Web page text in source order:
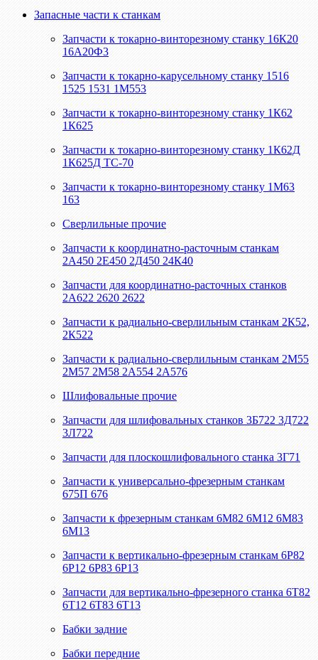
Запасные части к станкам
Запчасти к токарно-винторезному станку 16К20
16А20Ф3
Запчасти к токарно-карусельному станку 1516
1525 1531 1М553
Запчасти к токарно-винторезному станку 1К62
1К625
Запчасти к токарно-винторезному станку 1К62Д
1К625Д ТС-70
Запчасти к токарно-винторезному станку 1М63
163
Сверлильные прочие
Запчасти к координатно-расточным станкам
2А450 2Е450 2Д450 24К40
Запчасти для координатно-расточных станков
2А622 2620 2622
Запчасти к радиально-сверлильным станкам 2К52,
2К522
Запчасти к радиально-сверлильным станкам 2М55
2М57 2М58 2А554 2А576
Шлифовальные прочие
Запчасти для шлифовальных станков 3Б722 3Д722
3Л722
Запчасти для плоскошлифовального станка 3Г71
Запчасти к универсально-фрезерным станкам
675П 676
Запчасти к фрезерным станкам 6М82 6М12 6М83
6М13
Запчасти к вертикально-фрезерным станкам 6Р82
6Р12 6Р83 6Р13
Запчасти для вертикально-фрезерного станка 6Т82
6Т12 6Т83 6Т13
Бабки задние
Бабки передние